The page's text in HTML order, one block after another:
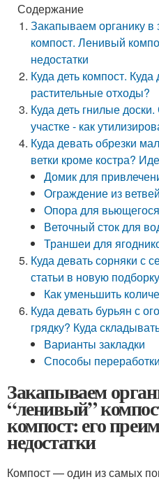
Содержание
Закапываем органику
компост. Ленивый
недостатки
Куда деть компост.
растительные отходы?
Куда деть гнилые
участке - как
Куда девать обрезки
ветки кроме костра?
Домик для
Ограждение из
Опора для
Веточный сток для
Траншеи для
Куда девать сорняки с
статьи в новую подборку
Как уменьшить
Куда девать бурьян с
грядку? Куда
Варианты закладки
Способы переработки
Закапываем
“ленивый”
компост: его
недостатки
Компост — один из самых